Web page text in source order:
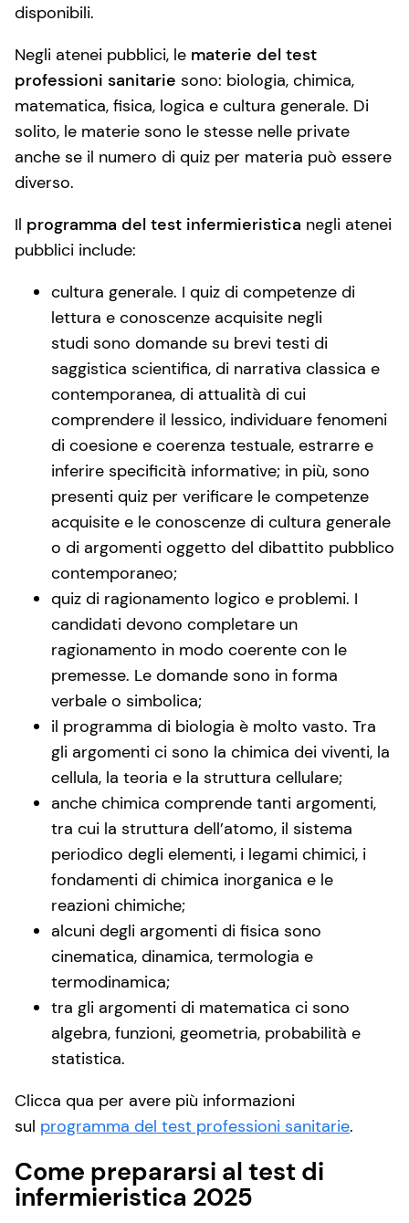
disponibili.
Negli atenei pubblici, le materie del test
professioni sanitarie sono: biologia, chimica,
matematica, fisica, logica e cultura generale. Di
solito, le materie sono le stesse nelle private
anche se il numero di quiz per materia può essere
diverso.
Il programma del test infermieristica negli atenei
pubblici include:
cultura generale. I quiz di competenze di
lettura e conoscenze acquisite negli
studi sono domande su brevi testi di
saggistica scientifica, di narrativa classica e
contemporanea, di attualità di cui
comprendere il lessico, individuare fenomeni
di coesione e coerenza testuale, estrarre e
inferire specificità informative; in più, sono
presenti quiz per verificare le competenze
acquisite e le conoscenze di cultura generale
o di argomenti oggetto del dibattito pubblico
contemporaneo;
quiz di ragionamento logico e problemi. I
candidati devono completare un
ragionamento in modo coerente con le
premesse. Le domande sono in forma
verbale o simbolica;
il programma di biologia è molto vasto. Tra
gli argomenti ci sono la chimica dei viventi, la
cellula, la teoria e la struttura cellulare;
anche chimica comprende tanti argomenti,
tra cui la struttura dell’atomo, il sistema
periodico degli elementi, i legami chimici, i
fondamenti di chimica inorganica e le
reazioni chimiche;
alcuni degli argomenti di fisica sono
cinematica, dinamica, termologia e
termodinamica;
tra gli argomenti di matematica ci sono
algebra, funzioni, geometria, probabilità e
statistica.
Clicca qua per avere più informazioni
sul programma del test professioni sanitarie.
Come prepararsi al test di
infermieristica 2025